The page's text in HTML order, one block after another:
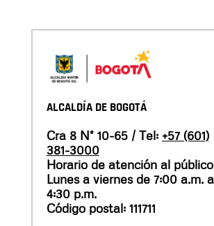
ALCALDÍA DE BOGOTÁ
Cra 8 N° 10-65 / Tel: +57 (601)
381-3000
Horario de atención al
Lunes a viernes de 7:00 a.m. a
4:30 p.m.
Código postal: 111711